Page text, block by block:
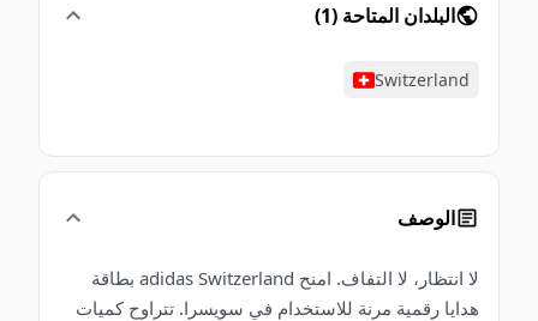
البلدان المتاحة(
1
)
Switzerland
الوصف
لا انتظار، لا التفاف. امنح adidas Switzerland بطاقة
هدايا رقمية مرنة للاستخدام في سويسرا. تتراوح كميات